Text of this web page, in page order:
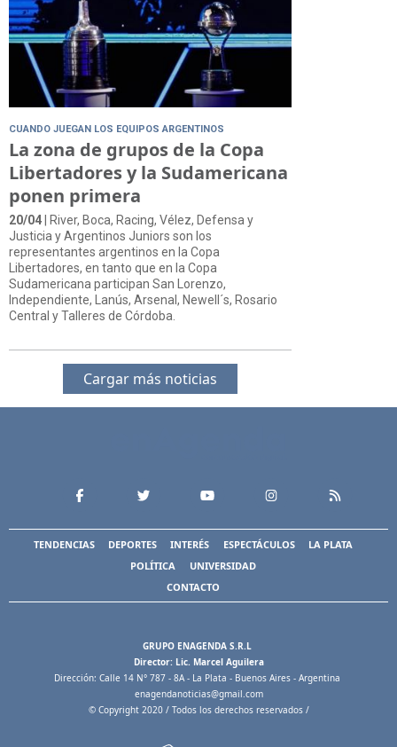
CUANDO JUEGAN LOS EQUIPOS ARGENTINOS
La zona de grupos de la Copa
Libertadores y la Sudamericana
ponen primera
20/04 | River, Boca, Racing, Vélez, Defensa y
Justicia y Argentinos Juniors son los
representantes argentinos en la Copa
Libertadores, en tanto que en la Copa
Sudamericana participan San Lorenzo,
Independiente, Lanús, Arsenal, Newell´s, Rosario
Central y Talleres de Córdoba.
Cargar más noticias
TENDENCIAS DEPORTES INTERÉS ESPECTÁCULOS
LA PLATA
POLÍTICA
UNIVERSIDAD
CONTACTO
GRUPO ENAGENDA S.R.L
Director: Lic. Marcel Aguilera
Dirección: Calle 14 N° 787 - 8A - La Plata - Buenos Aires - Argentina
enagendanoticias@gmail.com
© Copyright 2020 / Todos los derechos reservados /